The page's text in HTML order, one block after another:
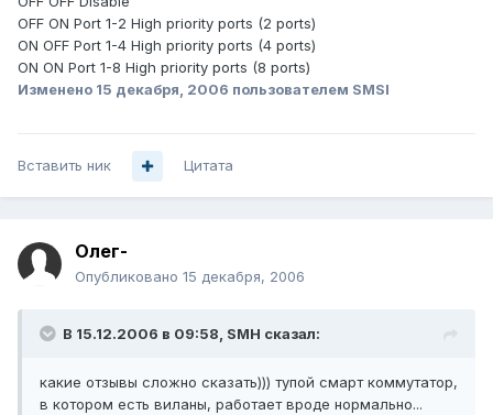
OFF ON Port 1-2 High priority ports (2 ports)
ON OFF Port 1-4 High priority ports (4 ports)
ON ON Port 1-8 High priority ports (8 ports)
Изменено 15 декабря, 2006 пользователем SMSI
Вставить ник Цитата
Олег-
Опубликовано 15 декабря, 2006
В 15.12.2006 в 09:58, SMH сказал:
какие отзывы сложно сказать))) тупой смарт коммутатор,
в котором есть виланы, работает вроде нормально...